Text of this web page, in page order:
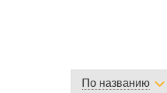
По названию